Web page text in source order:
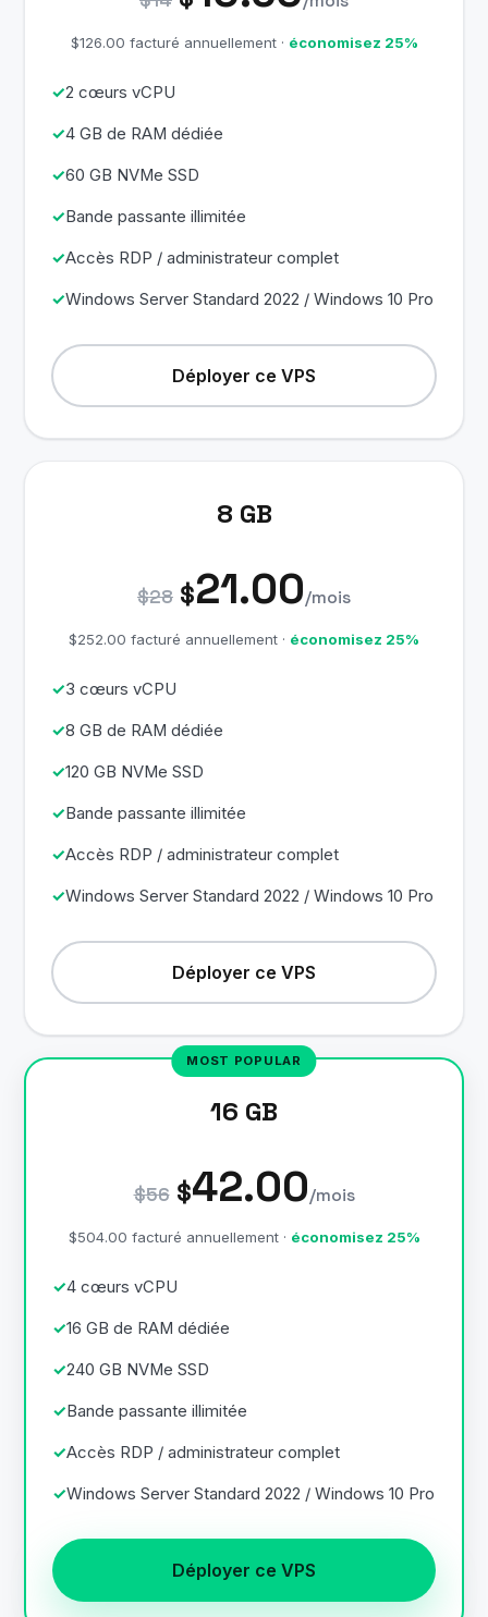
$126.00 facturé annuellement · économisez 25%
2 cœurs vCPU
4 GB de RAM dédiée
60 GB NVMe SSD
Bande passante illimitée
Accès RDP / administrateur complet
Windows Server Standard 2022 / Windows 10 Pro
Déployer ce VPS
8 GB
$28 $21.00/mois
$252.00 facturé annuellement · économisez 25%
3 cœurs vCPU
8 GB de RAM dédiée
120 GB NVMe SSD
Bande passante illimitée
Accès RDP / administrateur complet
Windows Server Standard 2022 / Windows 10 Pro
Déployer ce VPS
16 GB
$56 $42.00/mois
$504.00 facturé annuellement · économisez 25%
4 cœurs vCPU
16 GB de RAM dédiée
240 GB NVMe SSD
Bande passante illimitée
Accès RDP / administrateur complet
Windows Server Standard 2022 / Windows 10 Pro
Déployer ce VPS